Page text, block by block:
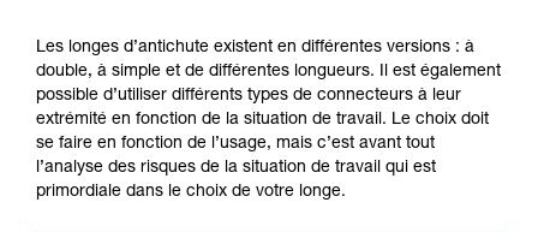
Les longes d’antichute existent en différentes versions : à
double, à simple et de différentes longueurs. Il est également
possible d’utiliser différents types de connecteurs à leur
extrémité en fonction de la situation de travail. Le choix doit
se faire en fonction de l’usage, mais c’est avant tout
l’analyse des risques de la situation de travail qui est
primordiale dans le choix de votre longe.